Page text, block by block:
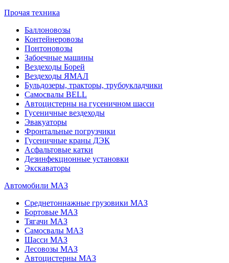
Прочая техника
Баллоновозы
Контейнеровозы
Понтоновозы
Забоечные машины
Вездеходы Борей
Вездеходы ЯМАЛ
Бульдозеры, тракторы, трубоукладчики
Самосвалы BELL
Автоцистерны на гусеничном шасси
Гусеничные вездеходы
Эвакуаторы
Фронтальные погрузчики
Гусеничные краны ДЭК
Асфальтовые катки
Дезинфекционные установки
Экскаваторы
Автомобили МАЗ
Среднетоннажные грузовики МАЗ
Бортовые МАЗ
Тягачи МАЗ
Самосвалы МАЗ
Шасси МАЗ
Лесовозы МАЗ
Автоцистерны МАЗ